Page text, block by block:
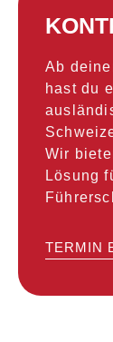
Ab
hast du
Wir
Lösung
TERMIN